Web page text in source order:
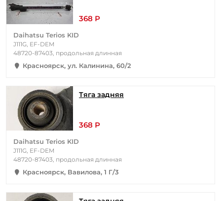
368 Р
Daihatsu Terios KID
J111G, EF-DEM
48720-87403, продольная длинная
Красноярск, ул. Калинина, 60/2
Тяга задняя
368 Р
Daihatsu Terios KID
J111G, EF-DEM
48720-87403, продольная длинная
Красноярск, Вавилова, 1 Г/3